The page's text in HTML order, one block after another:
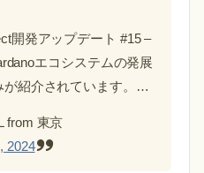
開発アップデート #15 –
エコシステムの発展
が紹介されています。…
from 東京
2024